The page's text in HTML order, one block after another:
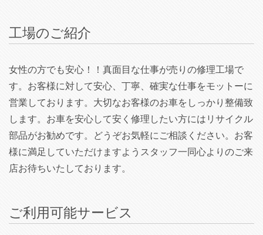
工場のご紹介
女性の方でも安心！！真面目な仕事が売りの修理工場で
す。お客様に対して安心、丁寧、確実な仕事をモットーに
営業しております。大切なお客様のお車をしっかり整備致
します。お車を安心して安く修理したい方にはリサイクル
部品がお勧めです。どうぞお気軽にご相談ください。お客
様に満足していただけますようスタッフ一同心よりのご来
店お待ちいたしております。
ご利用可能サービス